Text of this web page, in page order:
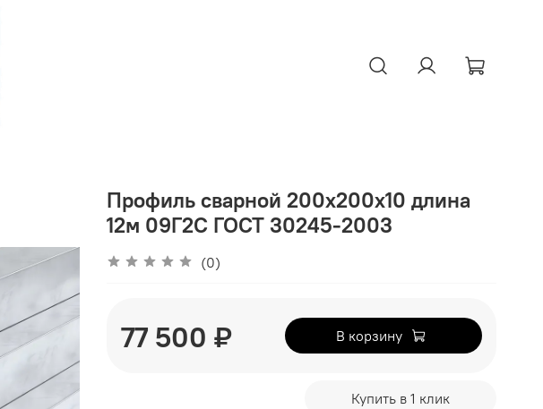
Профиль сварной 200х200х10 длина
12м 09Г2С ГОСТ 30245-2003
(0)
77 500 ₽ В корзину
Купить в 1 клик